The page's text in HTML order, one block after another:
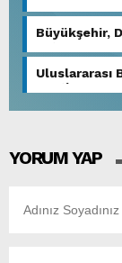
Büyükşehir,
Yatırımını
Uluslararası
Kesti.
YORUM YAP